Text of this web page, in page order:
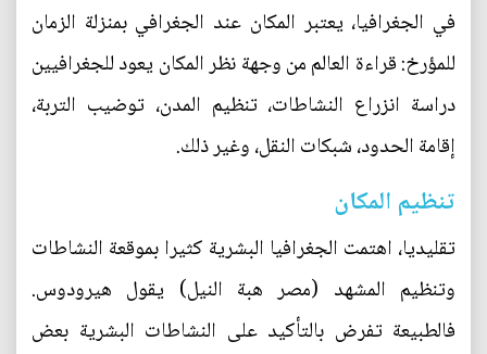
في الجغرافيا، يعتبر المكان عند الجغرافي بمنزلة الزمان
للمؤرخ: قراءة العالم من وجهة نظر المكان يعود للجغرافيين
دراسة انزراع النشاطات، تنظيم المدن، توضيب التربة،
إقامة الحدود، شبكات النقل، وغير ذلك.
تنظيم المكان
تقليديا، اهتمت الجغرافيا البشرية كثيرا بموقعة النشاطات
وتنظيم المشهد (مصر هبة النيل) يقول هيرودوس.
فالطبيعة تفرض بالتأكيد على النشاطات البشرية بعض